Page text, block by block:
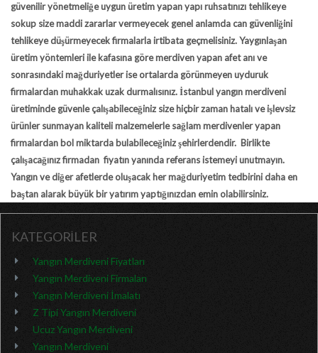
güvenilir yönetmeliğe uygun üretim yapan yapı ruhsatınızı tehlikeye
sokup size maddi zararlar vermeyecek genel anlamda can güvenliğini
tehlikeye düşürmeyecek firmalarla irtibata geçmelisiniz. Yaygınlaşan
üretim yöntemleri ile kafasına göre merdiven yapan afet anı ve
sonrasındaki mağduriyetler ise ortalarda görünmeyen uyduruk
firmalardan muhakkak uzak durmalısınız.İstanbul yangın merdiveni
üretiminde güvenle çalışabileceğiniz size hiçbir zaman hatalı ve işlevsiz
ürünler sunmayan kaliteli malzemelerle sağlam merdivenler yapan
firmalardan bol miktarda bulabileceğiniz şehirlerdendir. Birlikte
çalışacağınız firmadan fiyatın yanında referans istemeyi unutmayın.
Yangın ve diğer afetlerde oluşacak her mağduriyetim tedbirini daha en
baştan alarak büyük bir yatırım yaptığınızdan emin olabilirsiniz.
KATEGORİLER
Yangın Merdiveni Fiyatları
Yangın Merdiveni Firmaları
Yangın Merdiveni İmalatı
Z Tipi Yangın Merdiveni
Ucuz Yangın Merdiveni
Yangın Merdiveni